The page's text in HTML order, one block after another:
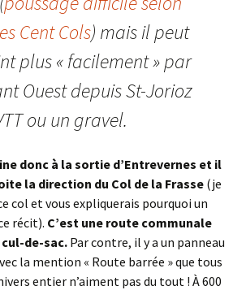
Cent Cols) mais il peut
plus « facilement » par
Ouest depuis St-Jorioz
ou un gravel.
donc à la sortie d’Entrevernes et il
la direction du Col de la Frasse (je
col et vous expliquerais pourquoi un
récit). C’est une route communale
de-sac. Par contre, il y a un panneau
la mention « Route barrée » que tous
entier n’aiment pas du tout ! À 600